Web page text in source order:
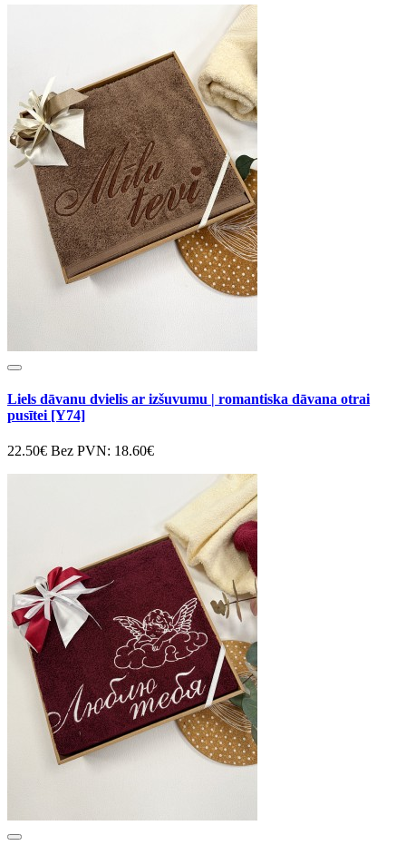
Liels dāvanu dvielis ar izšuvumu | romantiska dāvana otrai
pusītei [Y74]
22.50€ Bez PVN: 18.60€